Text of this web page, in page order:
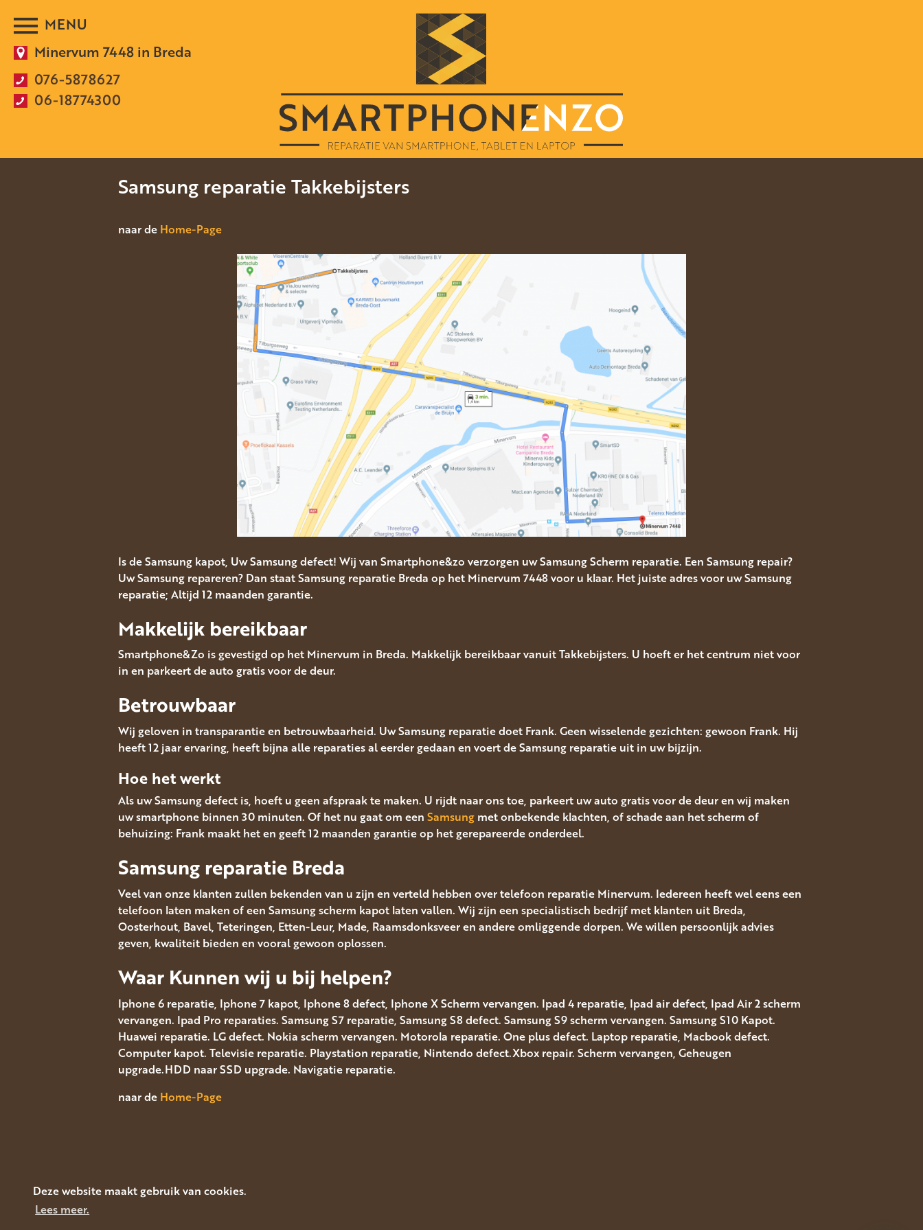
Deze website maakt gebruik van cookies.
Lees meer.
Minervum 7448 in Breda
076-5878627
06-18774300
Samsung reparatie Takkebijsters
naar de Home-Page
Is de Samsung kapot, Uw Samsung defect! Wij van Smartphone&zo verzorgen uw Samsung Scherm reparatie. Een Samsung repair?
Uw Samsung repareren? Dan staat Samsung reparatie Breda op het Minervum 7448 voor u klaar. Het juiste adres voor uw Samsung
reparatie; Altijd 12 maanden garantie.
Makkelijk bereikbaar
Smartphone&Zo is gevestigd op het Minervum in Breda. Makkelijk bereikbaar vanuit Takkebijsters. U hoeft er het centrum niet voor
in en parkeert de auto gratis voor de deur.
Betrouwbaar
Wij geloven in transparantie en betrouwbaarheid. Uw Samsung reparatie doet Frank. Geen wisselende gezichten: gewoon Frank. Hij
heeft 12 jaar ervaring, heeft bijna alle reparaties al eerder gedaan en voert de Samsung reparatie uit in uw bijzijn.
Hoe het werkt
Als uw Samsung defect is, hoeft u geen afspraak te maken. U rijdt naar ons toe, parkeert uw auto gratis voor de deur en wij maken
uw smartphone binnen 30 minuten. Of het nu gaat om een Samsung met onbekende klachten, of schade aan het scherm of
behuizing: Frank maakt het en geeft 12 maanden garantie op het gerepareerde onderdeel.
Samsung reparatie Breda
Veel van onze klanten zullen bekenden van u zijn en verteld hebben over telefoon reparatie Minervum. Iedereen heeft wel eens een
telefoon laten maken of een Samsung scherm kapot laten vallen. Wij zijn een specialistisch bedrijf met klanten uit Breda,
Oosterhout, Bavel, Teteringen, Etten-Leur, Made, Raamsdonksveer en andere omliggende dorpen. We willen persoonlijk advies
geven, kwaliteit bieden en vooral gewoon oplossen.
Waar Kunnen wij u bij helpen?
Iphone 6 reparatie, Iphone 7 kapot, Iphone 8 defect, Iphone X Scherm vervangen. Ipad 4 reparatie, Ipad air defect, Ipad Air 2 scherm
vervangen. Ipad Pro reparaties. Samsung S7 reparatie, Samsung S8 defect. Samsung S9 scherm vervangen. Samsung S10 Kapot.
Huawei reparatie. LG defect. Nokia scherm vervangen. Motorola reparatie. One plus defect. Laptop reparatie, Macbook defect.
Computer kapot. Televisie reparatie. Playstation reparatie, Nintendo defect.Xbox repair. Scherm vervangen, Geheugen
upgrade.HDD naar SSD upgrade. Navigatie reparatie.
naar de Home-Page